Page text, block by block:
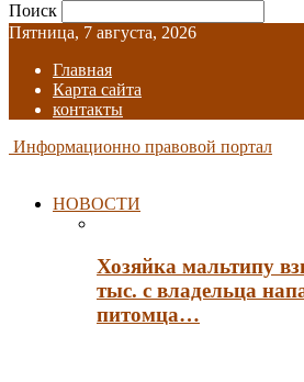
Поиск
Пятница, 7 августа, 2026
Главная
Карта сайта
контакты
Информационно правовой портал
НОВОСТИ
Хозяйка мальтипу
тыс. с владельца
питомца…